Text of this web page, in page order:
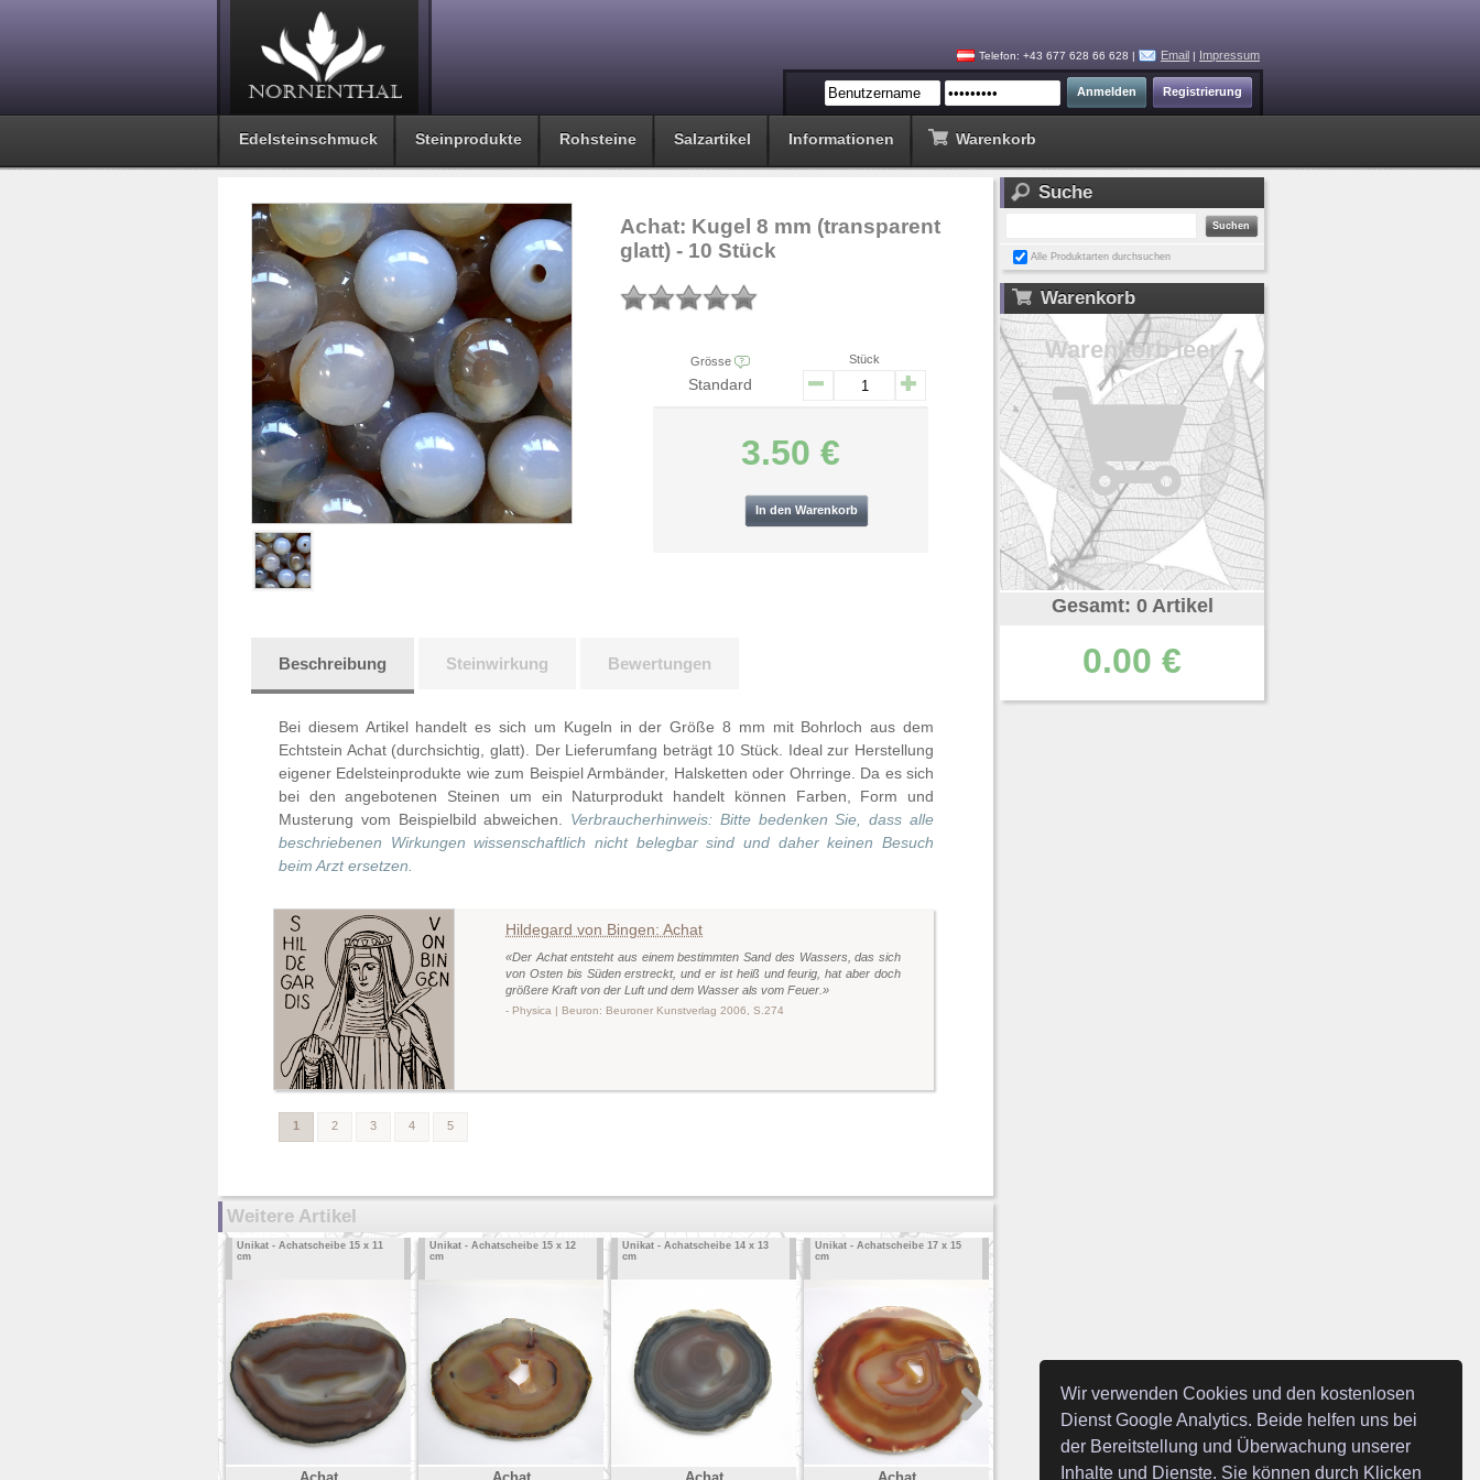
Wir verwenden Cookies und den kostenlosen
Dienst Google Analytics. Beide helfen uns bei
der Bereitstellung und Überwachung unserer
Inhalte und Dienste. Sie können durch Klicken
Telefon: +43 677 628 66 628 | Email | Impressum
Edelsteinschmuck Steinprodukte Rohsteine Salzartikel Informationen Warenkorb
Achat: Kugel 8 mm (transparent
glatt) - 10 Stück
Grösse Stück
Standard
3.50 €
Beschreibung Steinwirkung Bewertungen
Bei diesem Artikel handelt es sich um Kugeln in der Größe 8 mm mit Bohrloch aus dem
Echtstein Achat (durchsichtig, glatt). Der Lieferumfang beträgt 10 Stück. Ideal zur Herstellung
eigener Edelsteinprodukte wie zum Beispiel Armbänder, Halsketten oder Ohrringe. Da es sich
bei den angebotenen Steinen um ein Naturprodukt handelt können Farben, Form und
Musterung vom Beispielbild abweichen. Verbraucherhinweis: Bitte bedenken Sie, dass alle
beschriebenen Wirkungen wissenschaftlich nicht belegbar sind und daher keinen Besuch
beim Arzt ersetzen.
1
Hildegard von Bingen: Achat
«Der Achat entsteht aus einem bestimmten Sand des Wassers, das sich
von Osten bis Süden erstreckt, und er ist heiß und feurig, hat aber doch
größere Kraft von der Luft und dem Wasser als vom Feuer.»
- Physica | Beuron: Beuroner Kunstverlag 2006, S.274
2 3 4 5
Weitere Artikel
Unikat - Achatscheibe 15 x 11
cm
Unikat - Achatscheibe 15 x 12
cm
Unikat - Achatscheibe 14 x 13
cm
Unikat - Achatscheibe 17 x 15
cm
Suche
Alle Produktarten durchsuchen
Warenkorb
Warenkorb leer
Gesamt: 0 Artikel
0.00 €